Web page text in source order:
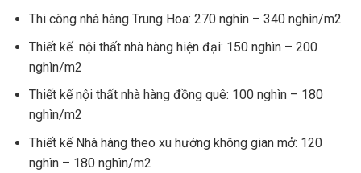
Thi công nhà hàng Trung Hoa: 270 nghìn – 340 nghìn/m2
Thiết kế nội thất nhà hàng hiện đại: 150 nghìn – 200
nghìn/m2
Thiết kế nội thất nhà hàng đồng quê: 100 nghìn – 180
nghìn/m2
Thiết kế Nhà hàng theo xu hướng không gian mở: 120
nghìn – 180 nghìn/m2